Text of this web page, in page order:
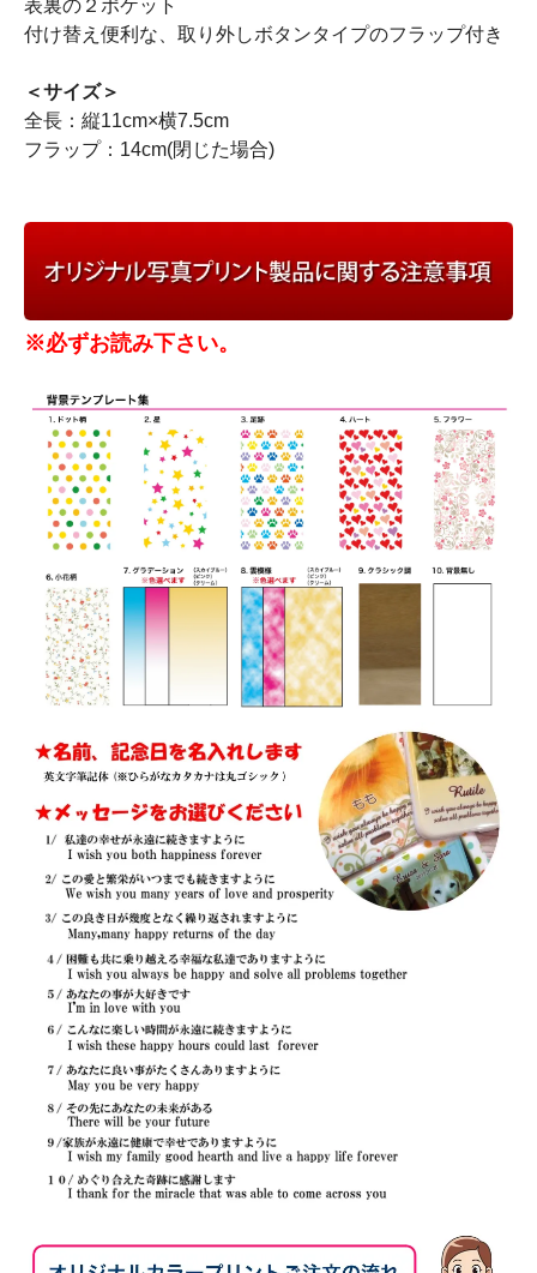
表裏の２ポケット
付け替え便利な、取り外しボタンタイプのフラップ付き
＜サイズ＞
全長：縦11cm×横7.5cm
フラップ：14cm(閉じた場合)
※必ずお読み下さい。